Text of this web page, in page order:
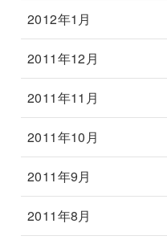
2012年1月
2011年12月
2011年11月
2011年10月
2011年9月
2011年8月